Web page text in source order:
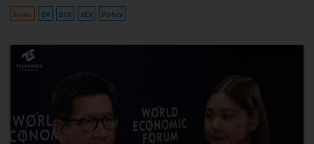
News EV BOI xEV Policy